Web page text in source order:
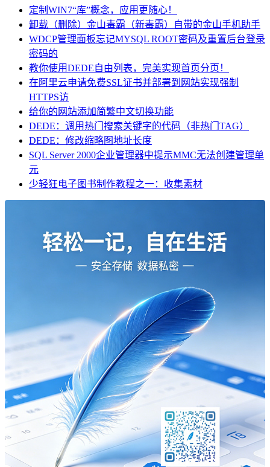
定制WIN7“库”概念，应用更随心！
卸载（删除）金山毒霸（新毒霸）自带的金山手机助手
WDCP管理面板忘记MYSQL ROOT密码及重置后台登录
密码的
教你使用DEDE自由列表，完美实现首页分页！
在阿里云申请免费SSL证书并部署到网站实现强制
HTTPS访
给你的网站添加简繁中文切换功能
DEDE：调用热门搜索关键字的代码（非热门TAG）
DEDE：修改缩略图地址长度
SQL Server 2000企业管理器中提示MMC无法创建管理单
元
少轻狂电子图书制作教程之一：收集素材